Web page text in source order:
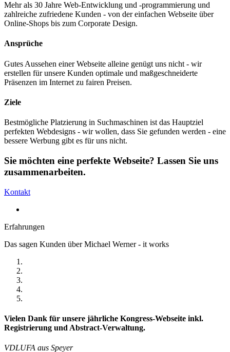
Mehr als 30 Jahre Web-Entwicklung und -programmierung und
zahlreiche zufriedene Kunden - von der einfachen Webseite über
Online-Shops bis zum Corporate Design.
Ansprüche
Gutes Aussehen einer Webseite alleine genügt uns nicht - wir
erstellen für unsere Kunden optimale und maßgeschneiderte
Präsenzen im Internet zu fairen Preisen.
Ziele
Bestmögliche Platzierung in Suchmaschinen ist das Hauptziel
perfekten Webdesigns - wir wollen, dass Sie gefunden werden - eine
bessere Werbung gibt es für uns nicht.
Sie möchten eine perfekte Webseite? Lassen Sie uns
zusammenarbeiten.
Kontakt
Erfahrungen
Das sagen Kunden über Michael Werner - it works
Vielen Dank für unsere jährliche Kongress-Webseite inkl.
Registrierung und Abstract-Verwaltung.
VDLUFA aus Speyer